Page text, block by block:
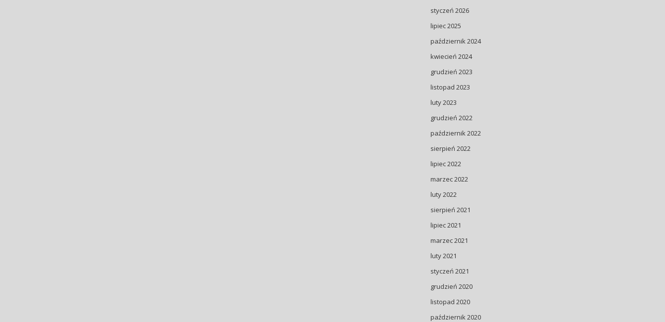
styczeń 2026
lipiec 2025
październik 2024
kwiecień 2024
grudzień 2023
listopad 2023
luty 2023
grudzień 2022
październik 2022
sierpień 2022
lipiec 2022
marzec 2022
luty 2022
sierpień 2021
lipiec 2021
marzec 2021
luty 2021
styczeń 2021
grudzień 2020
listopad 2020
październik 2020